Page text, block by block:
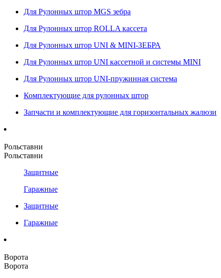
Для Рулонных штор MGS зебра
Для Рулонных штор ROLLA кассета
Для Рулонных штор UNI & MINI-ЗЕБРА
Для Рулонных штор UNI кассетной и системы MINI
Для Рулонных штор UNI-пружинная система
Комплектующие для рулонных штор
Запчасти и комплектующие для горизонтальных жалюзи
Рольставни
Рольставни
Защитные
Гаражные
Защитные
Гаражные
Ворота
Ворота